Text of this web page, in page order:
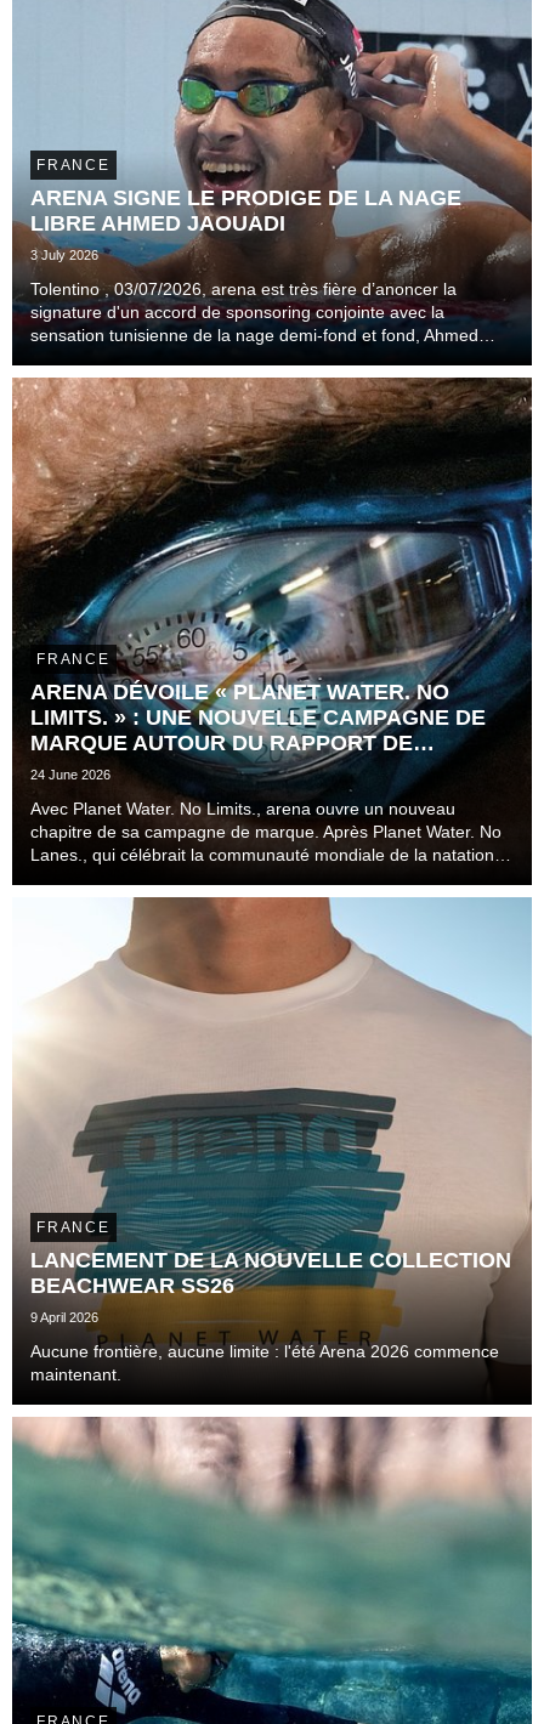
FRANCE
ARENA SIGNE LE PRODIGE DE LA NAGE
LIBRE AHMED JAOUADI
3 July 2026
Tolentino , 03/07/2026, arena est très fière d’anoncer la
signature d'un accord de sponsoring conjointe avec la
sensation tunisienne de la nage demi-fond et fond, Ahmed
FRANCE
ARENA DÉVOILE « PLANET WATER. NO
LIMITS. » : UNE NOUVELLE CAMPAGNE DE
MARQUE AUTOUR DU RAPPORT DE
L'ATHLÈTE AU TEMPS
24 June 2026
Avec Planet Water. No Limits., arena ouvre un nouveau
chapitre de sa campagne de marque. Après Planet Water. No
Lanes., qui célébrait la communauté mondiale de la natation
pratique, la marque s'attaque désormais à l...
FRANCE
LANCEMENT DE LA NOUVELLE COLLECTION
BEACHWEAR SS26
9 April 2026
Aucune frontière, aucune limite : l'été Arena 2026 commence
maintenant.